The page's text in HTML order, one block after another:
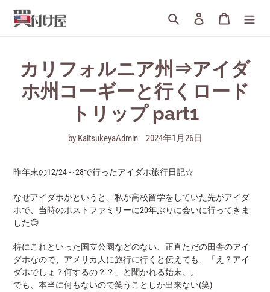
検索 ログインカート
カリフォルニア州⇒アイダ
ホ州コーギーと行くロード
トリップ part1
by KaitsukeyaAdmin 2024年1月26日
昨年末の12/24～28で行ったアイダホ旅行日記☆
なぜアイダホかというと、私が高校留学をしていた先がアイダ
ホで、当時のホストファミリーに20年ぶりに会いに行ってきま
した😊
特にこれといった国立公園などのない、正直ただの田舎のアイ
ダホなので、アメリカ人に旅行に行くと伝えても、「え？アイ
ダホでしょ？何するの？？」と聞かれる始末。。
でも、本当に何もないので笑うことしか出来ない(笑)